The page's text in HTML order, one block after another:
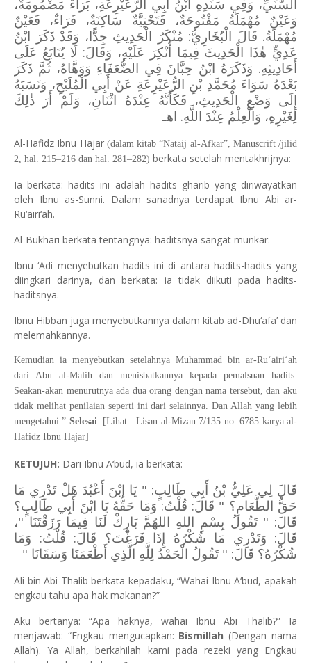
السُّنِّيِّ، وَفِي سَنَدِهِ ابْنُ أَبِي الرُّعَيْرِعَةِ، بَرَاءٌ مَضْمُومَةٌ،
وَعَيْنٌ مُهْمَلَةٌ مَفْتُوحَةٌ، فَتَحْتِيَّةٌ سَاكِنَةٌ، فَرَاءٌ، فَعَيْنٌ
مُهْمَلَةٌ. قَالَ الْبُخَارِيُّ: مُنْكَرُ الْحَدِيثِ جِدًّا، وَقَدْ ذَكَرَ ابْنُ
عَدِيٍّ هٰذَا الْحَدِيثَ فِيمَا أُنْكِرَ عَلَيْهِ، وَقَالَ: لَا يُتَابَعُ عَلَى
أَحَادِيثِهِ. وَذَكَرَهُ ابْنُ حِبَّانَ فِي الضُّعَفَاءِ وَوَهَّاهُ، ثُمَّ ذَكَرَ
بَعْدَهُ سَوَاءَ مُحَمَّدِ بْنِ الرُّعَيْرِعَةِ عَنْ أَبِي الْمُلَيْحِ، وَنَسَبَهُ
إِلَى وَضْعِ الْحَدِيثِ، فَكَأَنَّهُ عِنْدَهُ اثْنَانِ، وَلَمْ أَرَ ذٰلِكَ
لِغَيْرِهِ، وَالْعِلْمُ عِنْدَ اللَّهِ. اهـ
Al-Hafidz Ibnu Hajar (dalam kitab “Nataij al-Afkar”, Manuscrift /jilid
2, hal. 215–216 dan hal. 281–282) berkata setelah mentakhrijnya:
Ia berkata: hadits ini adalah hadits gharib yang diriwayatkan
oleh Ibnu as-Sunni. Dalam sanadnya terdapat Ibnu Abi ar-
Ru‘airi‘ah.
Al-Bukhari berkata tentangnya: haditsnya sangat munkar.
Ibnu ‘Adi menyebutkan hadits ini di antara hadits-hadits yang
diingkari darinya, dan berkata: ia tidak diikuti pada hadits-
haditsnya.
Ibnu Hibban juga menyebutkannya dalam kitab ad-Dhu‘afa’ dan
melemahkannya.
Kemudian ia menyebutkan setelahnya Muhammad bin ar-Ru‘airi‘ah
dari Abu al-Malih dan menisbatkannya kepada pemalsuan hadits.
Seakan-akan menurutnya ada dua orang dengan nama tersebut, dan aku
tidak melihat penilaian seperti ini dari selainnya. Dan Allah yang lebih
mengetahui.” Selesai. [Lihat : Lisan al-Mizan 7/135 no. 6785 karya al-
Hafidz Ibnu Hajar]
KETUJUH: Dari Ibnu A‘bud, ia berkata:
قَالَ لِي عَلِيُّ بْنُ أَبِي طَالِبٍ: " يَا ابْنَ أَعْبُدَ هَلْ تَدْرِي مَا
حَقُّ الطَّعَامِ؟ " قَالَ: قُلْتُ: وَمَا حَقُّهُ يَا ابْنَ أَبِي طَالِبٍ؟
قَالَ: " تَقُولُ بِسْمِ اللهِ اللهُمَّ بَارِكْ لَنَا فِيمَا رَزَقْتَنَا "،
قَالَ: ‌وَتَدْرِي ‌مَا ‌شُكْرُهُ ‌إِذَا ‌فَرَغْتَ؟ قَالَ: قُلْتُ: وَمَا
شُكْرُهُ؟ قَالَ: " تَقُولُ الْحَمْدُ لِلَّهِ الَّذِي أَطْعَمَنَا وَسَقَانَا "
Ali bin Abi Thalib berkata kepadaku, “Wahai Ibnu A‘bud, apakah
engkau tahu apa hak makanan?”
Aku bertanya: “Apa haknya, wahai Ibnu Abi Thalib?” Ia
menjawab: “Engkau mengucapkan: Bismillah (Dengan nama
Allah). Ya Allah, berkahilah kami pada rezeki yang Engkau